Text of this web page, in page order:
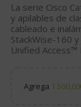
La serie Cisco
y apilables de
cableado e
StackWise-160
Unified Access™
Agrega 1.500,00